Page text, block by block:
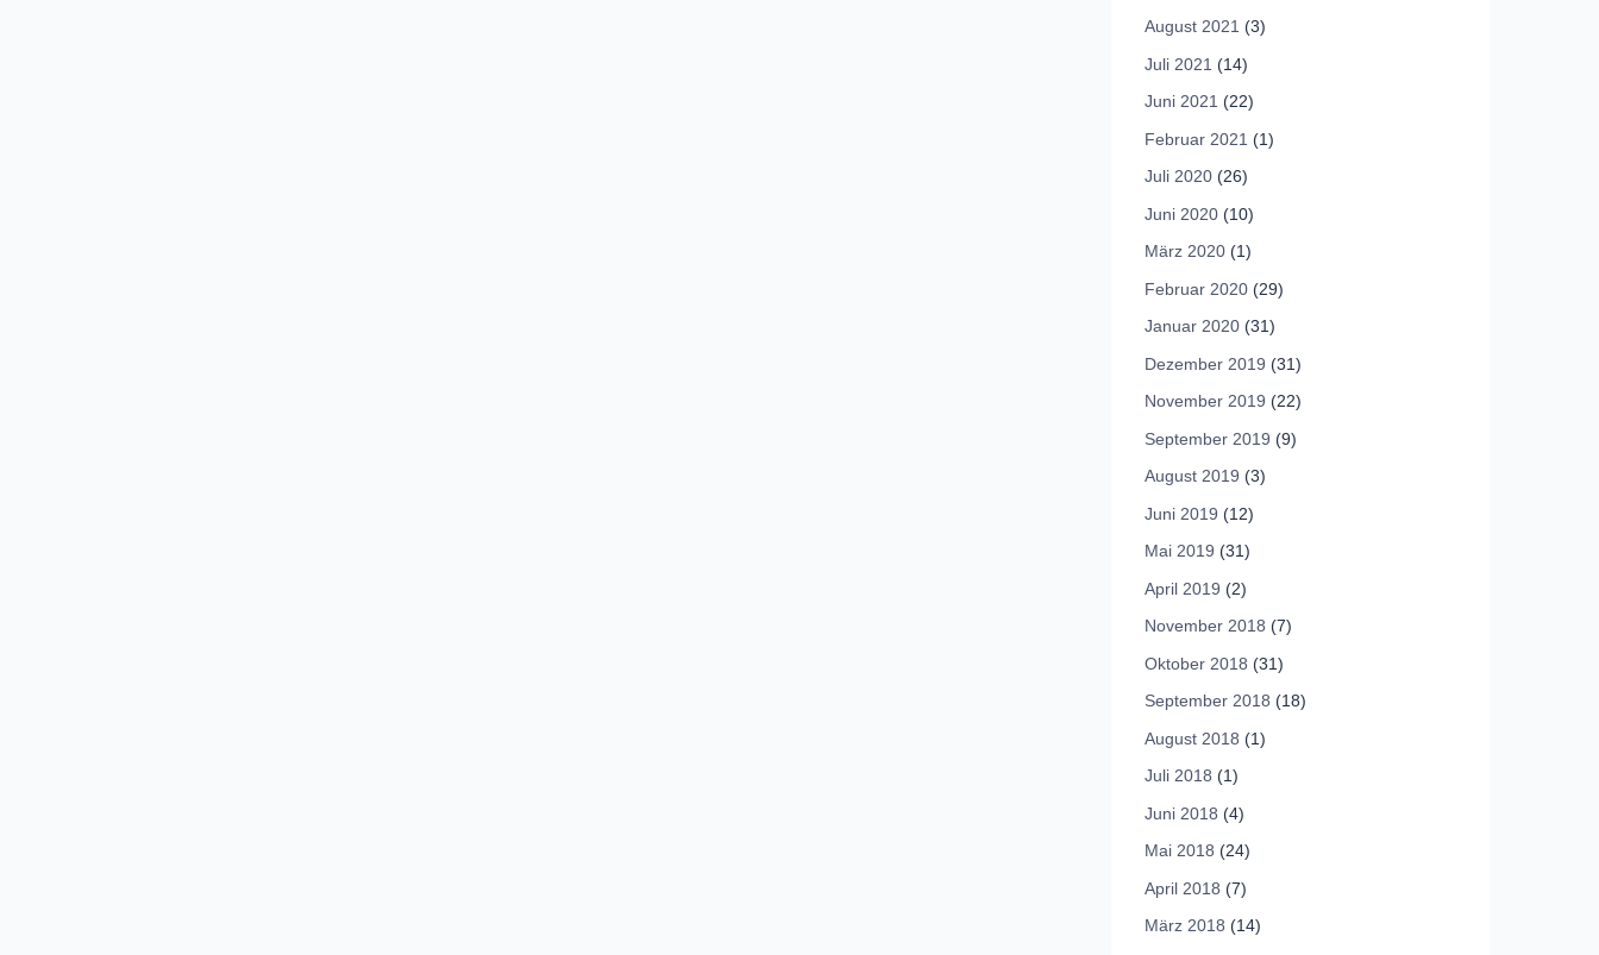
August 2021 (3)
Juli 2021 (14)
Juni 2021 (22)
Februar 2021 (1)
Juli 2020 (26)
Juni 2020 (10)
März 2020 (1)
Februar 2020 (29)
Januar 2020 (31)
Dezember 2019 (31)
November 2019 (22)
September 2019 (9)
August 2019 (3)
Juni 2019 (12)
Mai 2019 (31)
April 2019 (2)
November 2018 (7)
Oktober 2018 (31)
September 2018 (18)
August 2018 (1)
Juli 2018 (1)
Juni 2018 (4)
Mai 2018 (24)
April 2018 (7)
März 2018 (14)